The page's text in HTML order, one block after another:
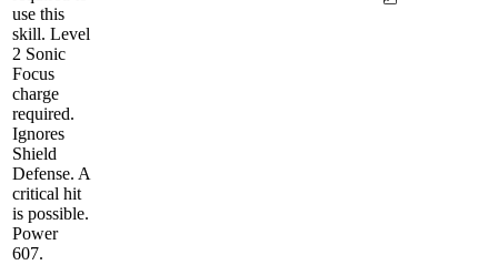
use this
skill. Level
2 Sonic
Focus
charge
required.
Ignores
Shield
Defense. A
critical hit
is possible.
Power
607.